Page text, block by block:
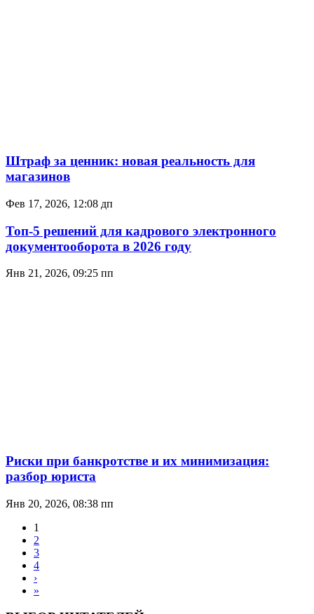
Штраф за ценник: новая реальность для
магазинов
Фев 17, 2026, 12:08 дп
Топ-5 решений для кадрового электронного
документооборота в 2026 году
Янв 21, 2026, 09:25 пп
Риски при банкротстве и их минимизация:
разбор юриста
Янв 20, 2026, 08:38 пп
1
2
3
4
›
»